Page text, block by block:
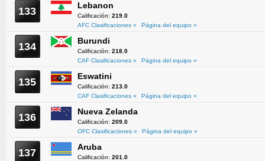
133 Lebanon
Calificación: 219.0
AFC Clasificaciones »
Página del equipo »
134 Burundi
Calificación: 218.0
CAF Clasificaciones »
Página del equipo »
135 Eswatini
Calificación: 213.0
CAF Clasificaciones »
Página del equipo »
136 Nueva Zelanda
Calificación: 209.0
OFC Clasificaciones »
Página del equipo »
137 Aruba
Calificación: 201.0